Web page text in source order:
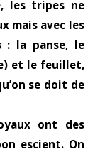
les tripes ne
mais avec les
: la panse, le
et le feuillet,
se doit de
ont des
escient. On